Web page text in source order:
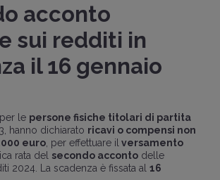
acconto
sui redditi in
il 16 gennaio
le persone fisiche titolari di partita
hanno dichiarato ricavi o compensi non
euro, per effettuare il versamento
rata del secondo accontodelle
2024. La scadenza è fissata al 16